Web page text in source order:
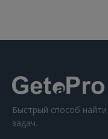
Быстрый способ
задач.